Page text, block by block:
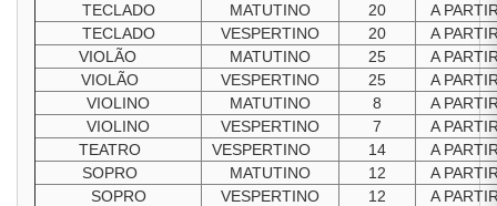
TECLADO
MATUTINO 20
A
TECLADO
VESPERTINO 20
A
VIOLÃO
MATUTINO 25
A
VIOLÃO
VESPERTINO 25
A
VIOLINO
MATUTINO 8
A
VIOLINO
VESPERTINO 7
A
TEATRO
VESPERTINO 14
A
SOPRO
MATUTINO 12
A
SOPRO
VESPERTINO 12 A